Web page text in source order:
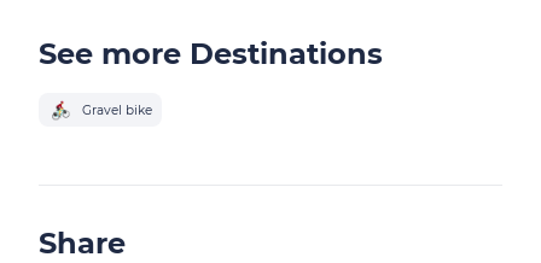
See more Destinations
Gravel bike
Share